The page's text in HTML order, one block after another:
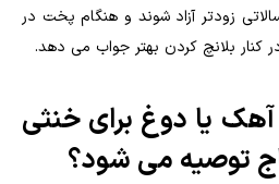
زودتر آزاد شوند و هنگام پخت در
کنار بلانچ کردن بهتر جواب می دهد.
آهک یا دوغ برای خنثی
توصیه می شود؟